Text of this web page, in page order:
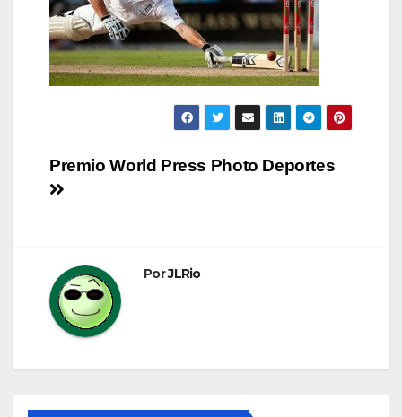
Navegación
Premio World Press Photo Deportes
PorJLRio